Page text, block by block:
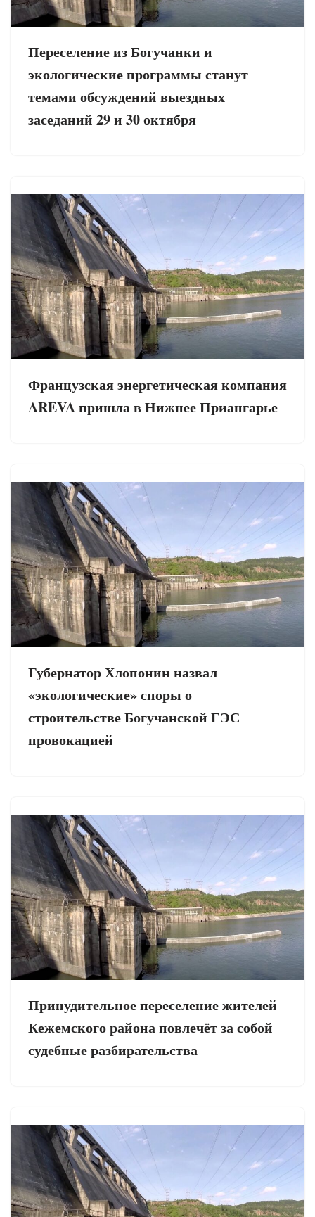
Переселение из Богучанки и
экологические программы станут
темами обсуждений выездных
заседаний 29 и 30 октября
Французская энергетическая компания
AREVA пришла в Нижнее Приангарье
Губернатор Хлопонин назвал
«экологические» споры о
строительстве Богучанской ГЭС
провокацией
Принудительное переселение жителей
Кежемского района повлечёт за собой
судебные разбирательства